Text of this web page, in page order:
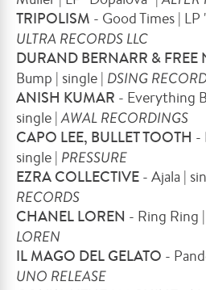
TRIPOLISM - Good Times |
ULTRA RECORDS LLC
DURAND BERNARR & FREE
Bump | single | DSING
ANISH KUMAR - Everything
single |AWAL RECORDINGS
CAPO LEE, BULLET TOOTH -
single | PRESSURE
EZRA COLLECTIVE - Ajala |
RECORDS
CHANEL LOREN - Ring Ring
LOREN
IL MAGO DEL GELATO -
UNO RELEASE